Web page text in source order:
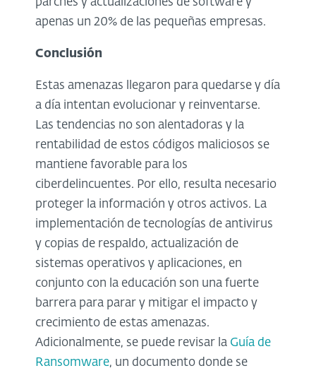
apenas un 20% de las pequeñas empresas.
Conclusión
Estas amenazas llegaron para quedarse y día
a día intentan evolucionar y reinventarse.
Las tendencias no son alentadoras y la
rentabilidad de estos códigos maliciosos se
mantiene favorable para los
ciberdelincuentes. Por ello, resulta necesario
proteger la información y otros activos. La
implementación de tecnologías de antivirus
y copias de respaldo, actualización de
sistemas operativos y aplicaciones, en
conjunto con la educación son una fuerte
barrera para parar y mitigar el impacto y
crecimiento de estas amenazas.
Adicionalmente, se puede revisar la Guía de
Ransomware, un documento donde se